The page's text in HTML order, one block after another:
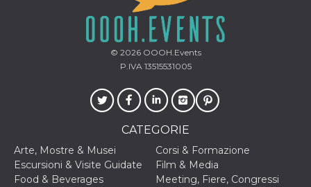
© 2026OOOH.Events
P.IVA 13515531005
CATEGORIE
Arte, Mostre & Musei
Corsi & Formazione
Escursioni & Visite Guidate
Film & Media
Food & Beverages
Meeting, Fiere, Congressi